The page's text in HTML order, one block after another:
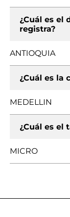
¿Cuál es el
registra?
ANTIOQUIA
¿Cuál es la
MEDELLIN
¿Cuál es el
MICRO